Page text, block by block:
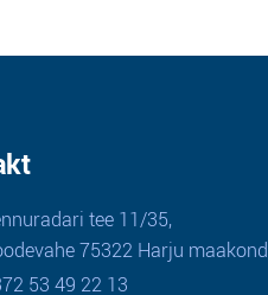
tee 11/35,
75322 Harju maakond
53 49 22 13